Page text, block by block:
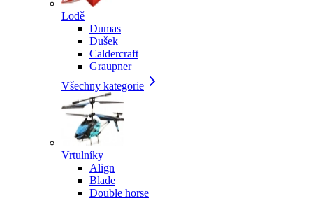
Lodě
Dumas
Dušek
Caldercraft
Graupner
Všechny kategorie
Vrtulníky
Align
Blade
Double horse